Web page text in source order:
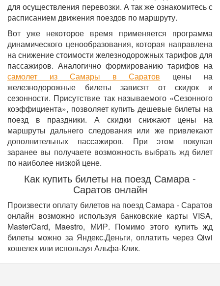
для осуществления перевозки. А так же ознакомитесь с
расписанием движения поездов по маршруту.
Вот уже некоторое время применяется программа
динамического ценообразования, которая направлена
на снижение стоимости железнодорожных тарифов для
пассажиров. Аналогично формированию тарифов на
самолет из Самары в Саратов цены на
железнодорожные билеты зависят от скидок и
сезонности. Присутствие так называемого «Сезонного
коэффициента», позволяет купить дешевые билеты на
поезд в праздники. А скидки снижают цены на
маршруты дальнего следования или же привлекают
дополнительных пассажиров. При этом покупая
заранее вы получаете возможность выбрать жд билет
по наиболее низкой цене.
Как купить билеты на поезд Самара -
Саратов онлайн
Произвести оплату билетов на поезд Самара - Саратов
онлайн возможно используя банковские карты VISA,
MasterCard, Maestro, МИР. Помимо этого купить жд
билеты можно за Яндекс.Деньги, оплатить через Qiwi
кошелек или используя Альфа-Клик.